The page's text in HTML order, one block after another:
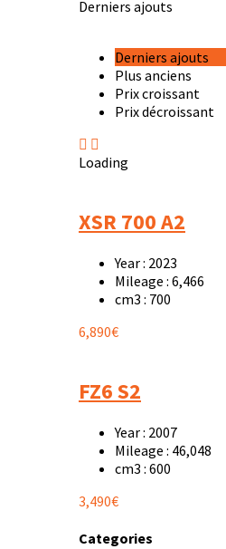
Derniers ajouts
Derniers ajouts
Plus anciens
Prix croissant
Prix décroissant
Loading
XSR 700 A2
Year : 2023
Mileage : 6,466
cm3 : 700
6,890€
FZ6 S2
Year : 2007
Mileage : 46,048
cm3 : 600
3,490€
Categories